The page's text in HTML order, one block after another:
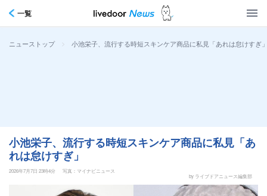
一覧
ニューストップ > 小池栄子、流行する時短スキンケア商品に私見「あれは怠けすぎ
小池栄子、流行する時短スキンケア商品に私見「あ
れは怠けすぎ」
2026年7月7日 23時4分
写真：マイナビニュース
by ライブドアニュース編集部